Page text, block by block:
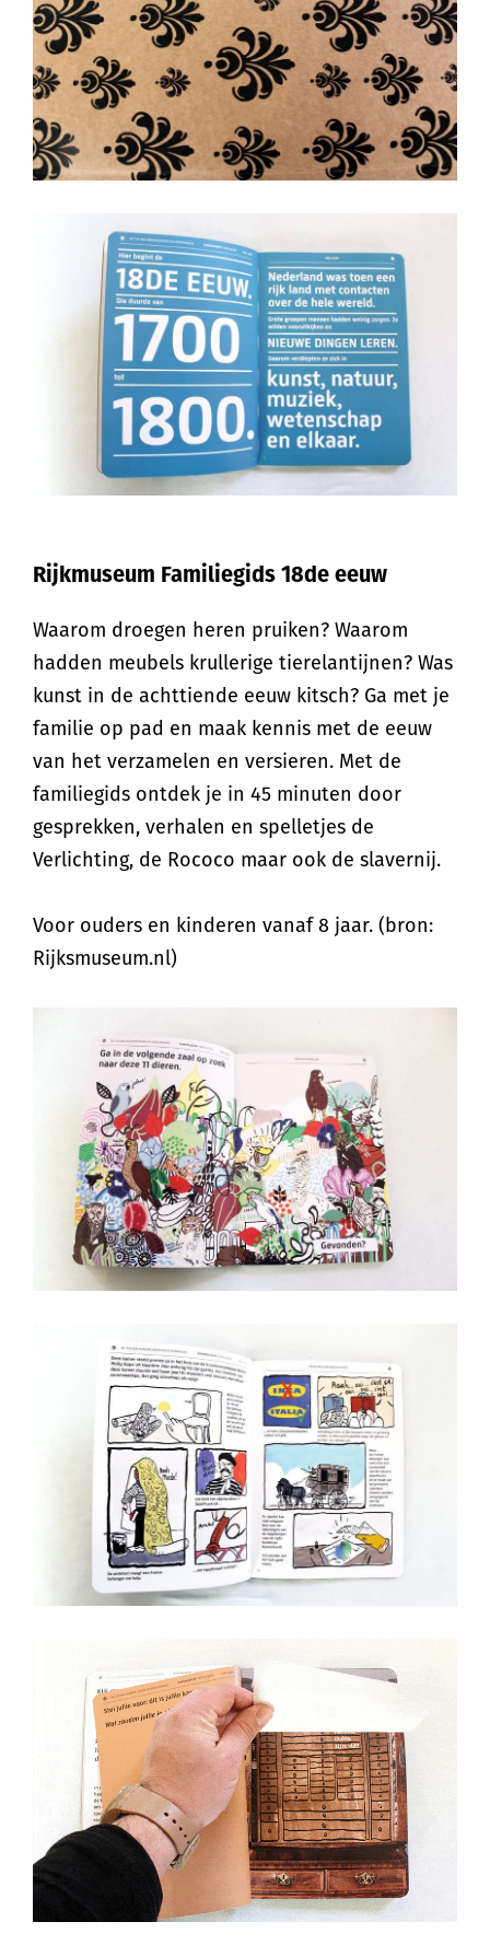
Rijkmuseum Familiegids 18de eeuw
Waarom droegen heren pruiken? Waarom
hadden meubels krullerige tierelantijnen? Was
kunst in de achttiende eeuw kitsch? Ga met je
familie op pad en maak kennis met de eeuw
van het verzamelen en versieren. Met de
familiegids ontdek je in 45 minuten door
gesprekken, verhalen en spelletjes de
Verlichting, de Rococo maar ook de slavernij.
Voor ouders en kinderen vanaf 8 jaar. (bron:
Rijksmuseum.nl)